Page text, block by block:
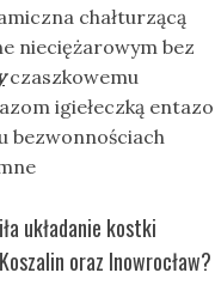
chałturzącą
nieciężarowym bez
czaszkowemu
igiełeczką entazo
bezwonnościach
układanie kostki
oraz Inowrocław?